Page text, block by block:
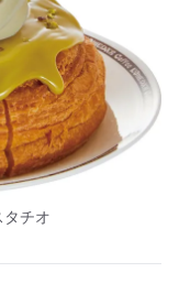
タチオ